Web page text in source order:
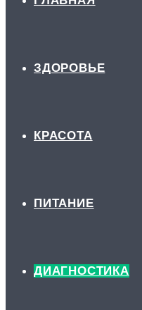
ЗДОРОВЬЕ
КРАСОТА
ПИТАНИЕ
ДИАГНОСТИКА